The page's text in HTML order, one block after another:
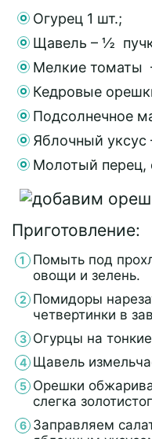
Огурец 1 шт.;
Щавель – ½
Мелкие томаты
Кедровые
Подсолнечное
Яблочный уксус
Молотый перец,
Приготовление:
Помыть под
овощи и зелень.
Помидоры
четвертинки в
Огурцы на
Щавель
Орешки
слегка
Заправляем